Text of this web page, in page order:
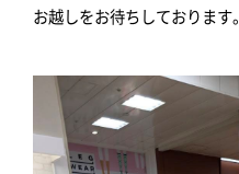
お越しをお待ちしております。